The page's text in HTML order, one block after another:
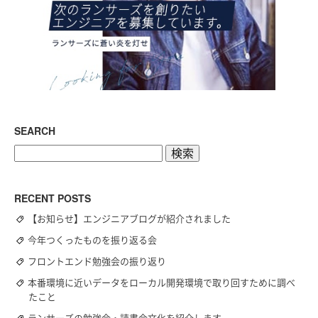
SEARCH
RECENT POSTS
【お知らせ】エンジニアブログが紹介されました
今年つくったものを振り返る会
フロントエンド勉強会の振り返り
本番環境に近いデータをローカル開発環境で取り回すために調べ
たこと